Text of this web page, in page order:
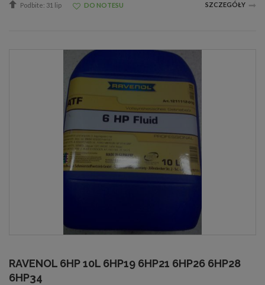
Podbite: 31 lip DO NOTESU SZCZEGÓŁY
RAVENOL 6HP 10L 6HP19 6HP21 6HP26 6HP28
6HP34